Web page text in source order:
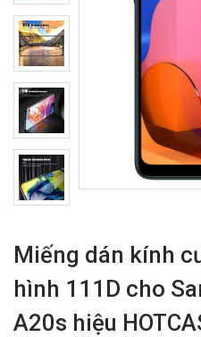
Miếng dán kính
hình 111D cho
A20s hiệu